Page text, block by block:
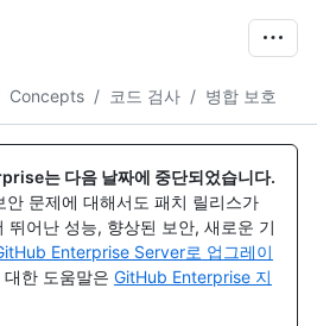
Concepts / 코드 검사 / 병합 보호
는 다음 날짜에 중단되었습니다.
안 문제에 대해서도 패치 릴리스가
뛰어난 성능, 향상된 보안, 새로운 기
Enterprise Server로 업그레이
한 도움말은 GitHub Enterprise 지